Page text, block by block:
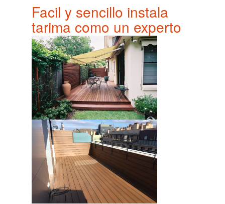
Facil y sencillo instala
tarima como un experto